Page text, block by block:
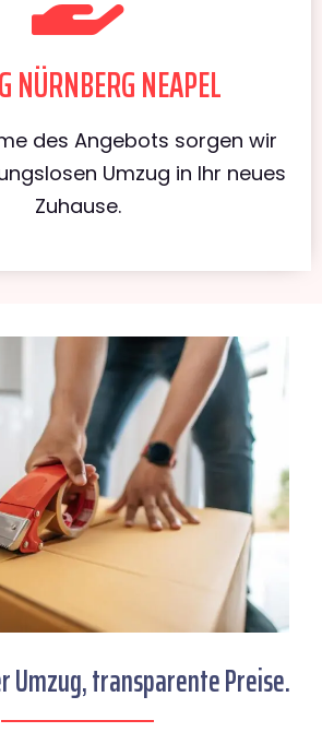
NÜRNBERG NEAPEL
des Angebots sorgen wir
Umzug in Ihr neues
Zuhause.
Umzug, transparente Preise.